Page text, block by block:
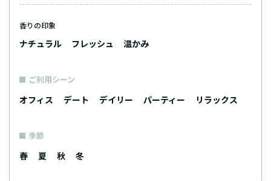
香りの印象
ナチュラル フレッシュ 温かみ
ご利用シーン
オフィス デート デイリー パーティー リラックス
季節
春 夏 秋 冬